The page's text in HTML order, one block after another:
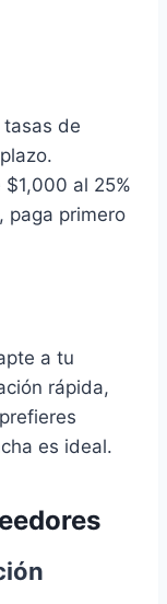
tasas de
al 25%
paga primero
a tu
rápida,
es ideal.